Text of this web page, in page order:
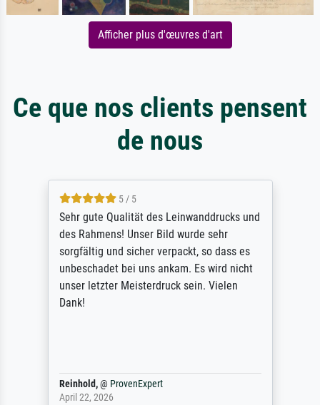
Afficher plus d'œuvres d'art
Ce que nos clients pensent
de nous
5 / 5
Sehr gute Qualität des Leinwanddrucks und
des Rahmens! Unser Bild wurde sehr
sorgfältig und sicher verpackt, so dass es
unbeschadet bei uns ankam. Es wird nicht
unser letzter Meisterdruck sein. Vielen
Dank!
Reinhold,@ ProvenExpert
April 22, 2026